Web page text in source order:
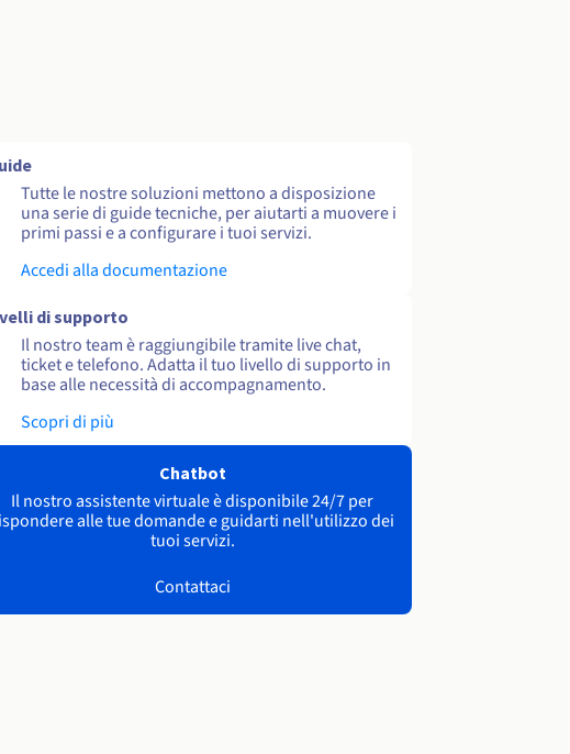
Tutte le nostre soluzioni mettono a disposizione
una serie di guide tecniche, per aiutarti a muovere i
primi passi e a configurare i tuoi servizi.
Accedi alla documentazione
di supporto
Il nostro team è raggiungibile tramite live chat,
ticket e telefono. Adatta il tuo livello di supporto in
base alle necessità di accompagnamento.
Scopri di più
Chatbot
Il nostro assistente virtuale è disponibile 24/7 per
alle tue domande e guidarti nell'utilizzo dei
tuoi servizi.
Contattaci